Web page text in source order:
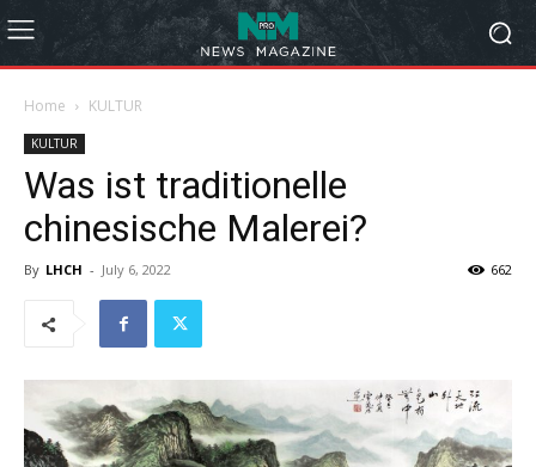
Home KULTUR
KULTUR
Was ist traditionelle
chinesische Malerei?
By LHCH - July 6, 2022 662